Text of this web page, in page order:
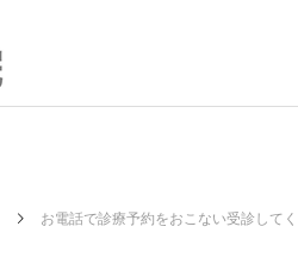
お電話で診療予約をおこない受診して